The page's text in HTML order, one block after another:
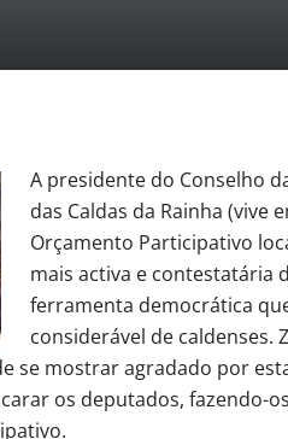
A presidente do Conselho
das Caldas da Rainha (vive
Orçamento Participativo
mais activa e contestatária
ferramenta democrática
considerável de caldenses.
se mostrar agradado por
os deputados, fazendo-